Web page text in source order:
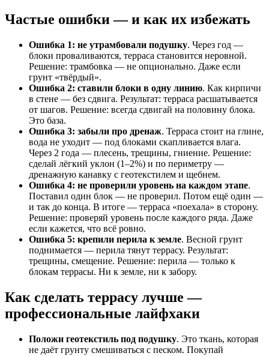
Частые ошибки — и как их избежать
Ошибка 1: не утрамбовали подушку. Через год —
блоки проваливаются, терраса становится неровной.
Решение: трамбовка — не опционально. Даже если
грунт «твёрдый».
Ошибка 2: ставили блоки в одну линию. Как кирпичи
в стене — без сдвига. Результат: терраса расшатывается
от шагов. Решение: всегда сдвигай на половину блока.
Это база.
Ошибка 3: забыли про дренаж. Терраса стоит на глине,
вода не уходит — под блоками скапливается влага.
Через 2 года — плесень, трещины, гниение. Решение:
сделай лёгкий уклон (1–2%) и по периметру —
дренажную канавку с геотекстилем и щебнем.
Ошибка 4: не проверили уровень на каждом этапе.
Поставил один блок — не проверил. Потом ещё один —
и так до конца. В итоге — терраса «поехала» в сторону.
Решение: проверяй уровень после каждого ряда. Даже
если кажется, что всё ровно.
Ошибка 5: крепили перила к земле. Весной грунт
поднимается — перила тянут террасу. Результат:
трещины, смещение. Решение: перила — только к
блокам террасы. Ни к земле, ни к забору.
Как сделать террасу лучше —
профессиональные лайфхаки
Положи геотекстиль под подушку. Это ткань, которая
не даёт грунту смешиваться с песком. Покупай